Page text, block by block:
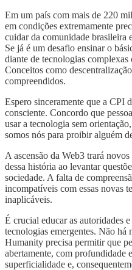
Em um país com mais de 220
em condições extremamente
cuidar da comunidade
Se já é um desafio ensinar o
diante de tecnologias
Conceitos como
compreendidos.
Espero sinceramente que a CPI
consciente. Concordo que
usar a tecnologia sem
somos nós para proibir alguém
A ascensão da Web3 trará
dessa história ao levantar
sociedade. A falta de
incompatíveis com essas novas
inaplicáveis.
É crucial educar as autoridades
tecnologias emergentes. Não há
Humanity precisa permitir que
abertamente, com profundidade
superficialidade e,